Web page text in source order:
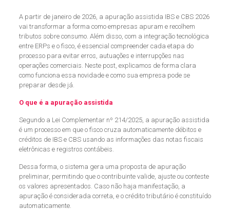
A partir de janeiro de 2026, a apuração assistida IBS e CBS 2026
vai transformar a forma como empresas apuram e recolhem
tributos sobre consumo. Além disso, com a integração tecnológica
entre ERPs e o fisco, é essencial compreender cada etapa do
processo para evitar erros, autuações e interrupções nas
operações comerciais. Neste post, explicamos de forma clara
como funciona essa novidade e como sua empresa pode se
preparar desde já.
O que é a apuração assistida
Segundo a Lei Complementar nº 214/2025, a apuração assistida
é um processo em que o fisco cruza automaticamente débitos e
créditos de IBS e CBS usando as informações das notas fiscais
eletrônicas e registros contábeis.
Dessa forma, o sistema gera uma proposta de apuração
preliminar, permitindo que o contribuinte valide, ajuste ou conteste
os valores apresentados. Caso não haja manifestação, a
apuração é considerada correta, e o crédito tributário é constituído
automaticamente.